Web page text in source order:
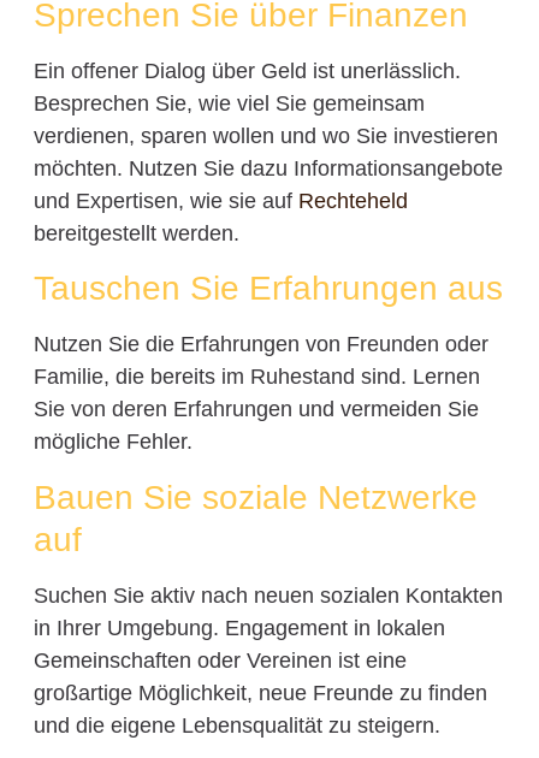
Sprechen Sie über Finanzen
Ein offener Dialog über Geld ist unerlässlich.
Besprechen Sie, wie viel Sie gemeinsam
verdienen, sparen wollen und wo Sie investieren
möchten. Nutzen Sie dazu Informationsangebote
und Expertisen, wie sie auf Rechteheld
bereitgestellt werden.
Tauschen Sie Erfahrungen aus
Nutzen Sie die Erfahrungen von Freunden oder
Familie, die bereits im Ruhestand sind. Lernen
Sie von deren Erfahrungen und vermeiden Sie
mögliche Fehler.
Bauen Sie soziale Netzwerke
auf
Suchen Sie aktiv nach neuen sozialen Kontakten
in Ihrer Umgebung. Engagement in lokalen
Gemeinschaften oder Vereinen ist eine
großartige Möglichkeit, neue Freunde zu finden
und die eigene Lebensqualität zu steigern.